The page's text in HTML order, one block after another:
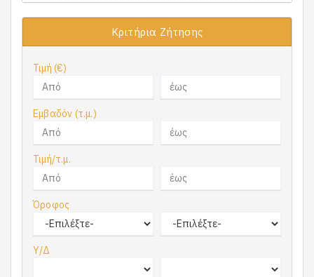
Κριτήρια Ζήτησης
Τιμή (€)
Εμβαδόν (τ.μ.)
Τιμή/τ.μ.
Όροφος
Υ/Δ